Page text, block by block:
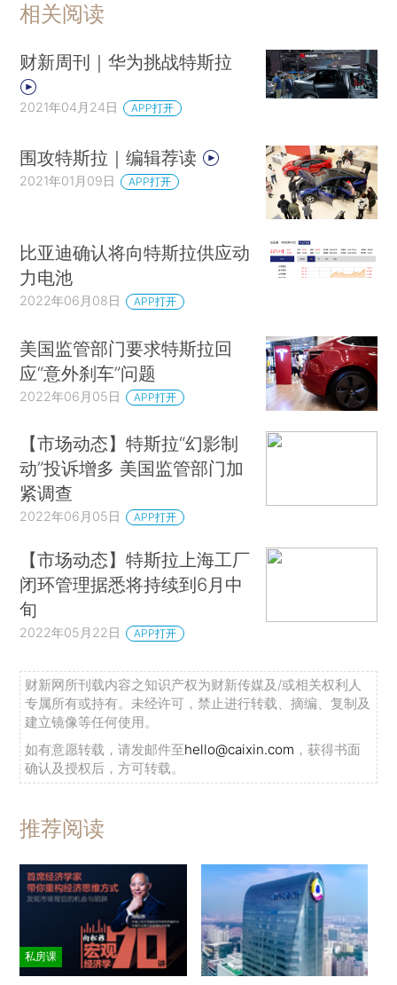
相关阅读
财新周刊｜华为挑战特斯拉
2021年04月24日 APP打开
围攻特斯拉｜编辑荐读
2021年01月09日 APP打开
比亚迪确认将向特斯拉供应动
力电池
2022年06月08日 APP打开
美国监管部门要求特斯拉回
应“意外刹车”问题
2022年06月05日 APP打开
【市场动态】特斯拉“幻影制
动”投诉增多 美国监管部门加
紧调查
2022年06月05日 APP打开
【市场动态】特斯拉上海工厂
闭环管理据悉将持续到6月中
旬
2022年05月22日 APP打开
财新网所刊载内容之知识产权为财新传媒及/或相关权利人
专属所有或持有。未经许可，禁止进行转载、摘编、复制及
建立镜像等任何使用。
如有意愿转载，请发邮件至hello@caixin.com ，获得书面
确认及授权后，方可转载。
推荐阅读
私房课